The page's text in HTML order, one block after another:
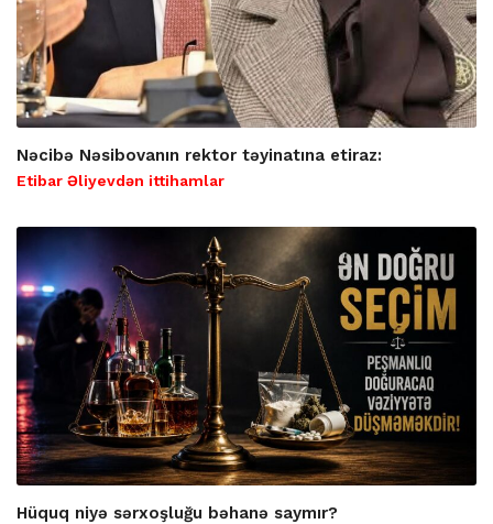
Nəcibə Nəsibovanın rektor təyinatına etiraz:
Etibar Əliyevdən ittihamlar
Hüquq niyə sərxoşluğu bəhanə saymır?